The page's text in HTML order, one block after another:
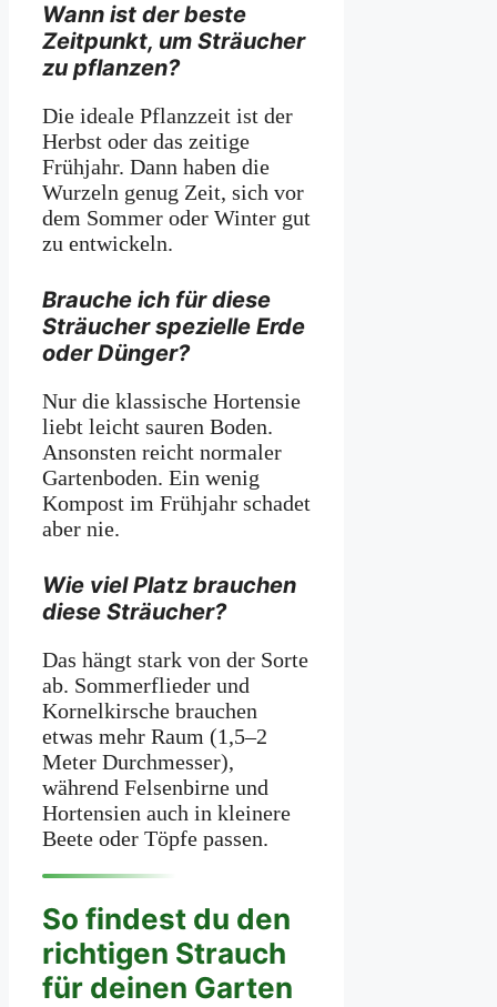
Wann ist der beste
Zeitpunkt, um Sträucher
zu pflanzen?
Die ideale Pflanzzeit ist der
Herbst oder das zeitige
Frühjahr. Dann haben die
Wurzeln genug Zeit, sich vor
dem Sommer oder Winter gut
zu entwickeln.
Brauche ich für diese
Sträucher spezielle Erde
oder Dünger?
Nur die klassische Hortensie
liebt leicht sauren Boden.
Ansonsten reicht normaler
Gartenboden. Ein wenig
Kompost im Frühjahr schadet
aber nie.
Wie viel Platz brauchen
diese Sträucher?
Das hängt stark von der Sorte
ab. Sommerflieder und
Kornelkirsche brauchen
etwas mehr Raum (1,5–2
Meter Durchmesser),
während Felsenbirne und
Hortensien auch in kleinere
Beete oder Töpfe passen.
So findest du den
richtigen Strauch
für deinen Garten